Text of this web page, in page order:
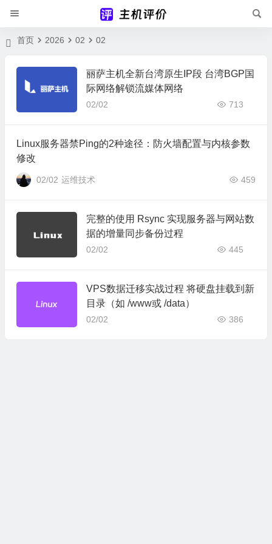
首页 2026 02 02
丽萨主机全新台湾原生IP段 台湾BGP国
际网络解锁流媒体网络
02/02 713
Linux服务器禁Ping的2种途径：防火墙配置与内核参数
修改
02/02 运维技术 459
完整的使用 Rsync 实现服务器与网站数
据的增量同步备份过程
02/02 445
VPS数据迁移实战过程 将硬盘挂载到新
目录（如 /www或 /data）
02/02 386